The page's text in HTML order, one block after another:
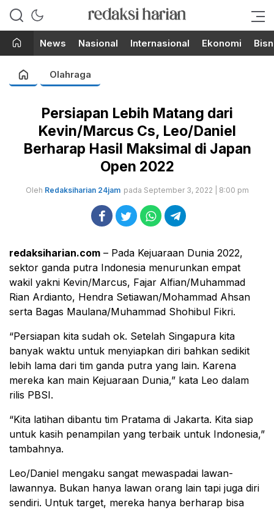
RedaksiHarian.com
Berita Terupdate dari Redaksi
News Nasional Internasional Ekonomi
Olahraga
Persiapan Lebih Matang dari
Kevin/Marcus Cs, Leo/Daniel
Berharap Hasil Maksimal di Japan
Open 2022
Oleh Redaksiharian 24jam pada September 3, 2022 | 8:00 pm
redaksiharian.com – Pada Kejuaraan Dunia 2022,
sektor ganda putra Indonesia menurunkan empat
wakil yakni Kevin/Marcus, Fajar Alfian/Muhammad
Rian Ardianto, Hendra Setiawan/Mohammad Ahsan
serta Bagas Maulana/Muhammad Shohibul Fikri.
“Persiapan kita sudah ok. Setelah Singapura kita
banyak waktu untuk menyiapkan diri bahkan sedikit
lebih lama dari tim ganda putra yang lain. Karena
mereka kan main Kejuaraan Dunia,” kata Leo dalam
rilis PBSI.
“Kita latihan dibantu tim Pratama di Jakarta. Kita siap
untuk kasih penampilan yang terbaik untuk Indonesia,”
tambahnya.
Leo/Daniel mengaku sangat mewaspadai lawan-
lawannya. Bukan hanya lawan orang lain tapi juga diri
sendiri. Untuk target, mereka hanya berharap bisa